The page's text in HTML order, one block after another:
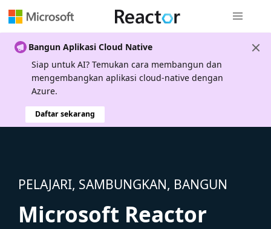
Bangun Aplikasi Cloud Native
Siap untuk AI? Temukan cara membangun dan
mengembangkan aplikasi cloud-native dengan
Azure.
Daftar sekarang
PELAJARI, SAMBUNGKAN, BANGUN
Microsoft Reactor